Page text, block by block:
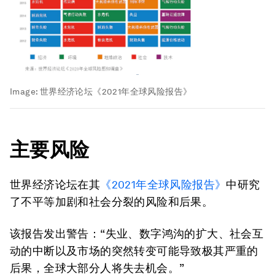
Image: 世界经济论坛《2021年全球风险报告》
主要风险
世界经济论坛在其 《2021年全球风险报告》 中研究
了不平等加剧和社会分裂的风险和后果。
该报告发出警告：“失业、数字鸿沟的扩大、社会互
动的中断以及市场的突然转变可能导致极其严重的
后果，全球大部分人将失去机会。”